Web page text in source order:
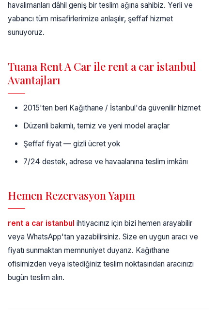
havalimanları dâhil geniş bir teslim ağına sahibiz. Yerli ve
yabancı tüm misafirlerimize anlaşılır, şeffaf hizmet
sunuyoruz.
Tuana Rent A Car ile rent a car istanbul
Avantajları
2015'ten beri Kağıthane / İstanbul'da güvenilir hizmet
Düzenli bakımlı, temiz ve yeni model araçlar
Şeffaf fiyat — gizli ücret yok
7/24 destek, adrese ve havaalanına teslim imkânı
Hemen Rezervasyon Yapın
rent a car istanbul ihtiyacınız için bizi hemen arayabilir
veya WhatsApp'tan yazabilirsiniz. Size en uygun aracı ve
fiyatı sunmaktan memnuniyet duyarız. Kağıthane
ofisimizden veya istediğiniz teslim noktasından aracınızı
bugün teslim alın.